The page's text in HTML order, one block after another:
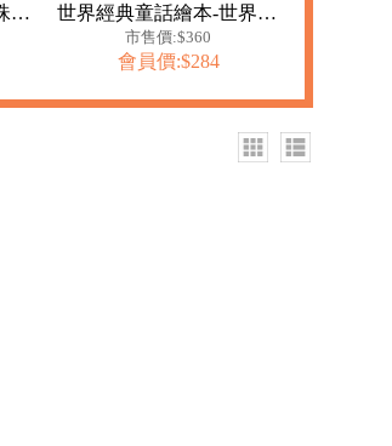
閃亮寶石派對DIY串珠寶盒 世界經典童話繪本-世界經典故事系列
市售價:$360
會員價:$284